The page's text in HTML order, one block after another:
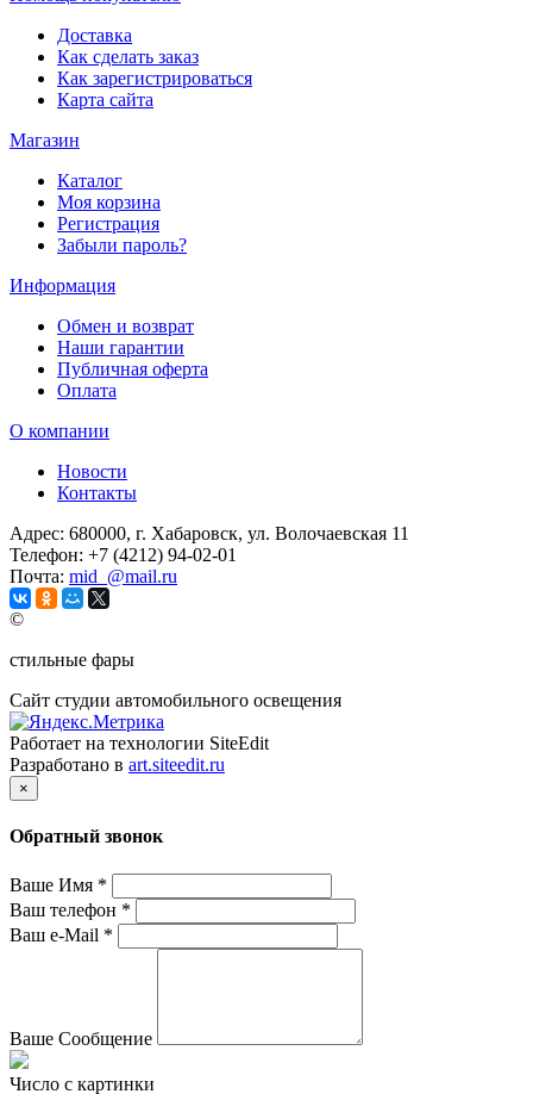
Доставка
Как сделать заказ
Как зарегистрироваться
Карта сайта
Магазин
Каталог
Моя корзина
Регистрация
Забыли пароль?
Информация
Обмен и возврат
Наши гарантии
Публичная оферта
Оплата
О компании
Новости
Контакты
Адрес: 680000, г. Хабаровск, ул. Волочаевская 11
Телефон: +7 (4212) 94-02-01
Почта: mid_@mail.ru
©
стильные фары
Сайт студии автомобильного освещения
Работает на технологии SiteEdit
Разработано в art.siteedit.ru
×
Обратный звонок
Ваше Имя *
Ваш телефон *
Ваш e-Mail *
Ваше Сообщение
Число с картинки